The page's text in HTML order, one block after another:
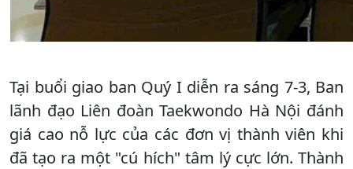
Tại buổi giao ban Quý I diễn ra sáng 7-3, Ban
lãnh đạo Liên đoàn Taekwondo Hà Nội đánh
giá cao nỗ lực của các đơn vị thành viên khi
đã tạo ra một "cú hích" tâm lý cực lớn. Thành